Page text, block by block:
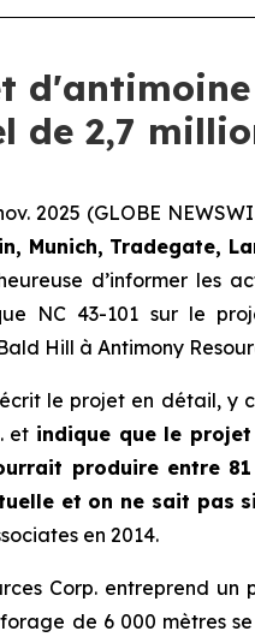
de 2,7
2025 (GLOBE
Munich, Tradegate,
d’informer les
NC 43-101 sur le
Hill à Antimony
le projet en détail, y
et indique que le
produire entre
et on ne sait pas
en 2014.
Corp. entreprend
de 6 000 mètres